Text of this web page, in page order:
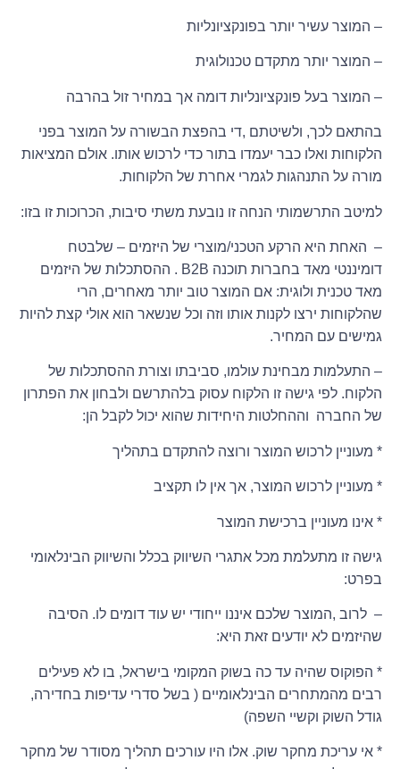
– המוצר עשיר יותר בפונקציונליות
– המוצר יותר מתקדם טכנולוגית
– המוצר בעל פונקציונליות דומה אך במחיר זול בהרבה
בהתאם לכך, ולשיטתם ,די בהפצת הבשורה על המוצר בפני
הלקוחות ואלו כבר יעמדו בתור כדי לרכוש אותו. אולם המציאות
מורה על התנהגות לגמרי אחרת של הלקוחות.
למיטב התרשמותי הנחה זו נובעת משתי סיבות, הכרוכות זו בזו:
– האחת היא הרקע הטכני/מוצרי של היזמים – שלבטח
דומיננטי מאד בחברות תוכנה B2B . ההסתכלות של היזמים
מאד טכנית ולוגית: אם המוצר טוב יותר מאחרים, הרי
שהלקוחות ירצו לקנות אותו וזה וכל שנשאר הוא אולי קצת להיות
גמישים עם המחיר.
– התעלמות מבחינת עולמו, סביבתו וצורת ההסתכלות של
הלקוח. לפי גישה זו הלקוח עסוק בלהתרשם ולבחון את הפתרון
של החברה וההחלטות היחידות שהוא יכול לקבל הן:
* מעוניין לרכוש המוצר ורוצה להתקדם בתהליך
* מעוניין לרכוש המוצר, אך אין לו תקציב
* אינו מעוניין ברכישת המוצר
גישה זו מתעלמת מכל אתגרי השיווק בכלל והשיווק הבינלאומי
בפרט:
– לרוב ,המוצר שלכם איננו ייחודי יש עוד דומים לו. הסיבה
שהיזמים לא יודעים זאת היא:
* הפוקוס שהיה עד כה בשוק המקומי בישראל, בו לא פעילים
רבים מהמתחרים הבינלאומיים ( בשל סדרי עדיפות בחדירה,
גודל השוק וקשיי השפה)
* אי עריכת מחקר שוק. אלו היו עורכים תהליך מסודר של מחקר